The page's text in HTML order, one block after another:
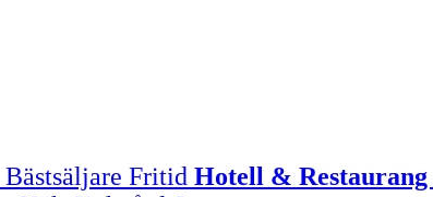
Bästsäljare Fritid Hotell & Restaurang